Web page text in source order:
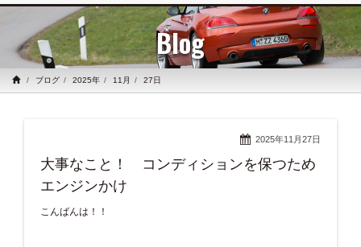
Blog
ブログ 2025年 11月 27日
2025年11月27日
大事なこと！ コンディションを保つため
エンジンかけ
こんばんは！！